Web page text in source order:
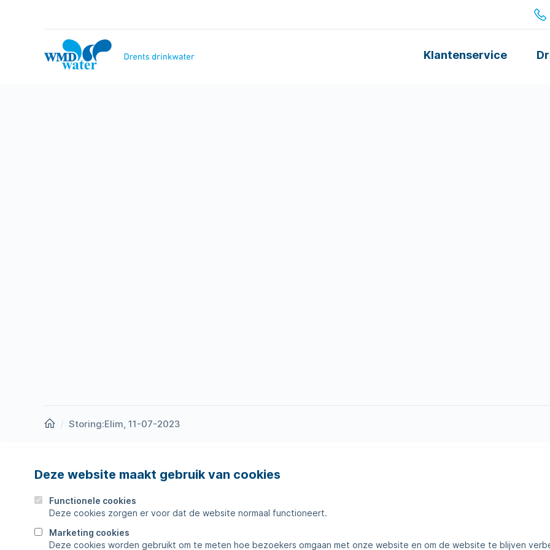
Deze website maakt gebruik van cookies
Functionele cookies
Deze cookies zorgen er voor dat de website normaal functioneert.
Marketing cookies
Deze cookies worden gebruikt om te meten hoe bezoekers omgaan met onze website en om de website te blijven
WMD
Drinkwater
Klantenservice
Homepage
Storing:Elim, 11-07-2023
Nieuws
Werken bij
Zakelijk
Storingen
Veelgestelde vragen